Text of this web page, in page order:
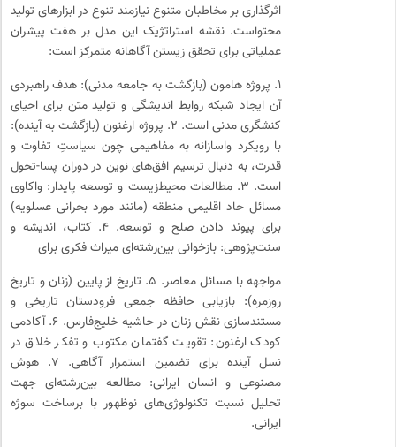
اثرگذاری بر مخاطبان متنوع نیازمند تنوع در ابزارهای تولید
محتواست. نقشه استراتژیک این مدل بر هفت پیشران
عملیاتی برای تحقق زیستن آگاهانه متمرکز است:
۱. پروژه هامون (بازگشت به جامعه مدنی): هدف راهبردی
آن ایجاد شبکه روابط اندیشگی و تولید متن برای احیای
کنشگری مدنی است. ۲. پروژه ارغنون (بازگشت به آینده):
با رویکرد واسازانه به مفاهیمی چون سیاستِ تفاوت و
قدرت، به دنبال ترسیم افق‌های نوین در دوران پسا-تحول
است. ۳. مطالعات محیط‌زیست و توسعه پایدار: واکاوی
مسائل حاد اقلیمی منطقه (مانند مورد بحرانی عسلویه)
برای پیوند دادن صلح و توسعه. ۴. کتاب، اندیشه و
سنت‌پژوهی: بازخوانی بین‌رشته‌ای میراث فکری برای
مواجهه با مسائل معاصر. ۵. تاریخ از پایین (زنان و تاریخ
روزمره): بازیابی حافظه جمعی فرودستان تاریخی و
مستندسازی نقش زنان در حاشیه خلیج‌فارس. ۶. آکادمی
کودک ارغنون: تقویت گفتمان مکتوب و تفکر خلاق در
نسل آینده برای تضمین استمرار آگاهی. ۷. هوش
مصنوعی و انسان ایرانی: مطالعه بین‌رشته‌ای جهت
تحلیل نسبت تکنولوژی‌های نوظهور با برساخت سوژه
ایرانی.